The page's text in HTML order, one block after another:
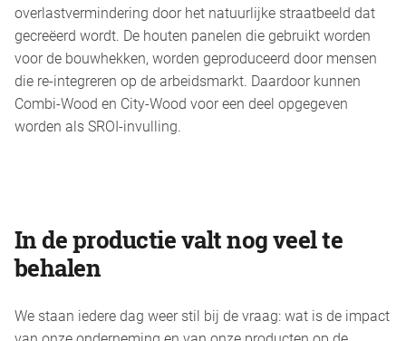
overlastvermindering door het natuurlijke straatbeeld dat
gecreëerd wordt. De houten panelen die gebruikt worden
voor de bouwhekken, worden geproduceerd door mensen
die re-integreren op de arbeidsmarkt. Daardoor kunnen
Combi-Wood en City-Wood voor een deel opgegeven
worden als SROI-invulling.
In de productie valt nog veel te
behalen
We staan iedere dag weer stil bij de vraag: wat is de impact